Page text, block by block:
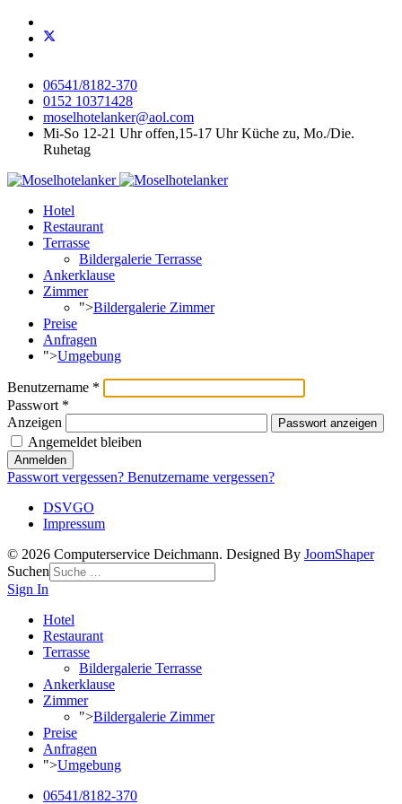
06541/8182-370
0152 10371428
moselhotelanker@aol.com
Mi-So 12-21 Uhr offen,15-17 Uhr Küche zu, Mo./Die.
Ruhetag
Hotel
Restaurant
Terrasse
Bildergalerie Terrasse
Ankerklause
Zimmer
">Bildergalerie Zimmer
Preise
Anfragen
">Umgebung
Benutzername *
Passwort *
Anzeigen
Passwort anzeigen
Angemeldet bleiben
Anmelden
Passwort vergessen? Benutzername vergessen?
DSVGO
Impressum
© 2026 Computerservice Deichmann. Designed By JoomShaper
Suchen
Sign In
Hotel
Restaurant
Terrasse
Bildergalerie Terrasse
Ankerklause
Zimmer
">Bildergalerie Zimmer
Preise
Anfragen
">Umgebung
06541/8182-370